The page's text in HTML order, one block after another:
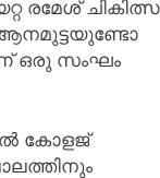
രമേശ് ചികിത്സ
ആനമുട്ടയുണ്ടോ
ഒരു സംഘം
കോളജ്